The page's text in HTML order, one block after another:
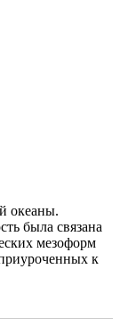
океаны.
была связана
мезоформ
к